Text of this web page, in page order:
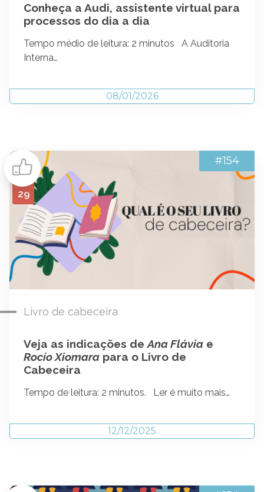
Conheça a Audi, assistente virtual para
processos do dia a dia
Tempo médio de leitura: 2 minutos A Auditoria
Interna…
08/01/2026
29
Livro de cabeceira
Veja as indicações deAna Flávia e
Rocío Xiomara para o Livro de
Cabeceira
Tempo de leitura: 2 minutos. Ler é muito mais…
#154
12/12/2025